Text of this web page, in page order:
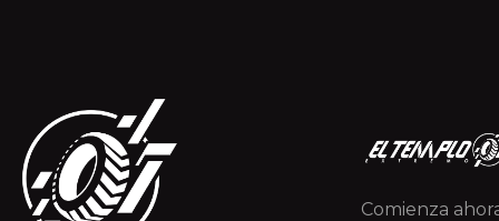
Comienza